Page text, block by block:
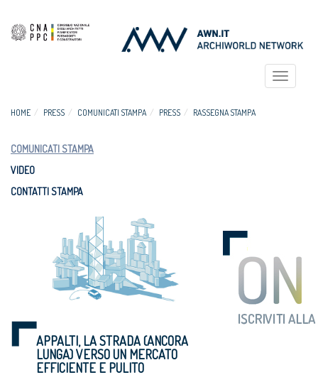
Toggle
HOME PRESS COMUNICATI STAMPA PRESS RASSEGNA STAMPA
COMUNICATI STAMPA
VIDEO
CONTATTI STAMPA
APPALTI, LA STRADA (ANCORA
LUNGA) VERSO UN MERCATO
EFFICIENTE E PULITO